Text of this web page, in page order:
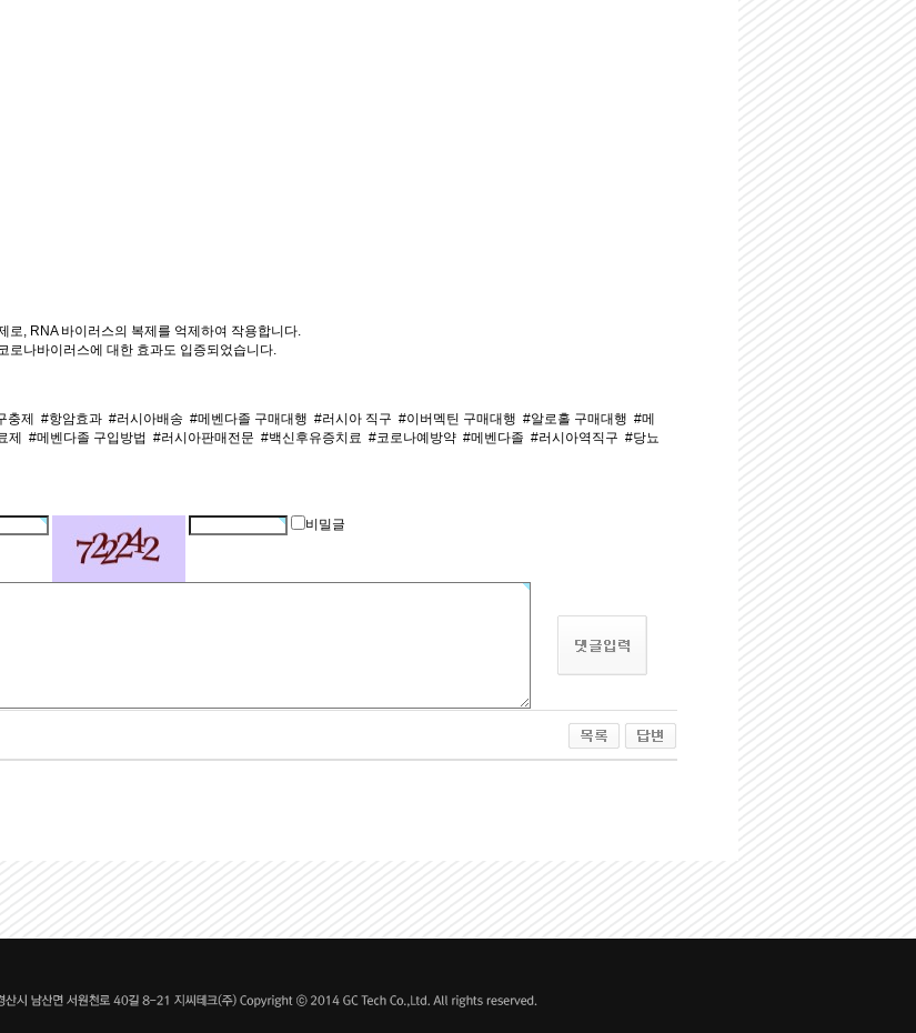
로, RNA 바이러스의 복제를 억제하여 작용합니다.
로나바이러스에 대한 효과도 입증되었습니다.
충제 #항암효과 #러시아배송 #메벤다졸 구매대행 #러시아 직구 #이버멕틴 구매대행 #알로홀 구매대행 #메
제 #메벤다졸 구입방법 #러시아판매전문 #백신후유증치료 #코로나예방약 #메벤다졸 #러시아역직구 #당뇨
비밀글